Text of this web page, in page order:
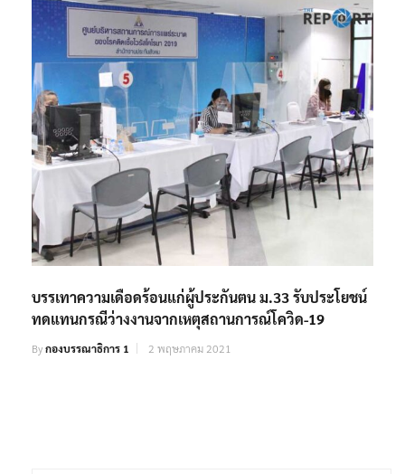
บรรเทาความเดือดร้อนแก่ผู้ประกันตน ม.33 รับประโยชน์
ทดแทนกรณีว่างงานจากเหตุสถานการณ์โควิด-19
Byกองบรรณาธิการ 1 2 พฤษภาคม 2021